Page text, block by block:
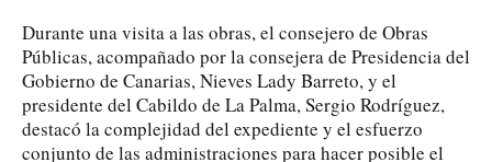
Durante una visita a las obras, el consejero de Obras
Públicas, acompañado por la consejera de Presidencia del
Gobierno de Canarias, Nieves Lady Barreto, y el
presidente del Cabildo de La Palma, Sergio Rodríguez,
destacó la complejidad del expediente y el esfuerzo
conjunto de las administraciones para hacer posible el